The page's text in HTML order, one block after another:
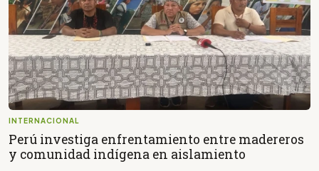
INTERNACIONAL
Perú investiga enfrentamiento entre madereros
y comunidad indígena en aislamiento